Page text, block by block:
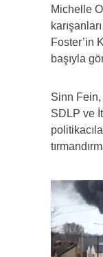
Michelle
Foster’in
başıyla
Sinn
SDLP ve